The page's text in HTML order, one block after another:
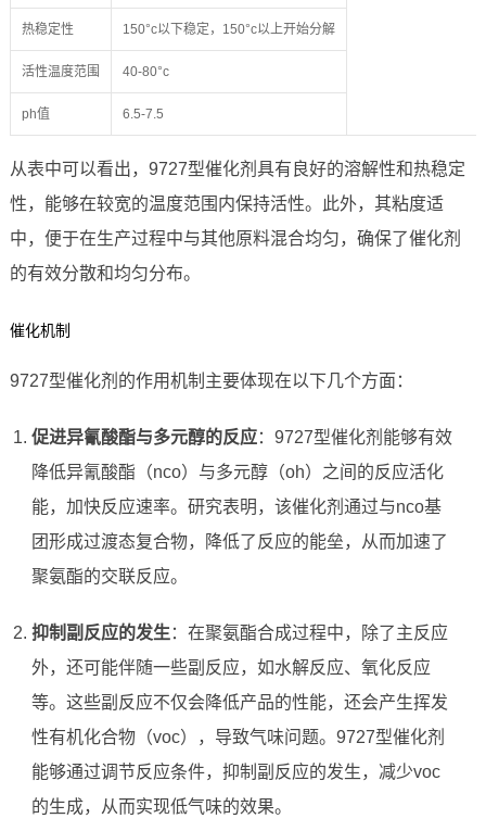
热稳定性 150°c以下稳定，150°c以上开始分解
活性温度范围 40-80°c
ph值 6.5-7.5
从表中可以看出，9727型催化剂具有良好的溶解性和热稳定
性，能够在较宽的温度范围内保持活性。此外，其粘度适
中，便于在生产过程中与其他原料混合均匀，确保了催化剂
的有效分散和均匀分布。
催化机制
9727型催化剂的作用机制主要体现在以下几个方面：
促进异氰酸酯与多元醇的反应：9727型催化剂能够有效
降低异氰酸酯（nco）与多元醇（oh）之间的反应活化
能，加快反应速率。研究表明，该催化剂通过与nco基
团形成过渡态复合物，降低了反应的能垒，从而加速了
聚氨酯的交联反应。
抑制副反应的发生 ：在聚氨酯合成过程中，除了主反应
外，还可能伴随一些副反应，如水解反应、氧化反应
等。这些副反应不仅会降低产品的性能，还会产生挥发
性有机化合物（voc），导致气味问题。9727型催化剂
能够通过调节反应条件，抑制副反应的发生，减少voc
的生成，从而实现低气味的效果。